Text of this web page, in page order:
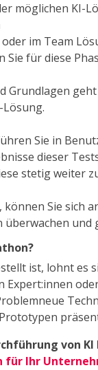
möglichen KI-
im Team
Sie für diese
Grundlagen
Sie in
dieser
stetig weiter
Sie sich
und
ist, lohnt es
von KI
für Ihr